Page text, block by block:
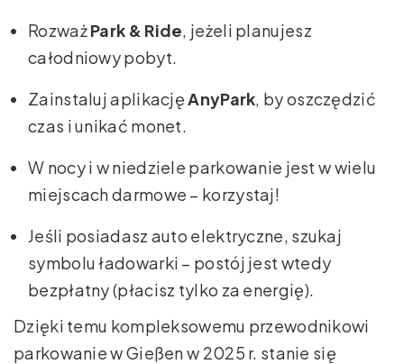
RozważPark & Ride, jeżeli planujesz
całodniowy pobyt.
Zainstaluj aplikacjęAnyPark, by oszczędzić
czas i unikać monet.
W nocy i w niedziele parkowanie jest w wielu
miejscach darmowe – korzystaj!
Jeśli posiadasz auto elektryczne, szukaj
symbolu ładowarki – postój jest wtedy
bezpłatny (płacisz tylko za energię).
Dzięki temu kompleksowemu przewodnikowi
parkowanie w Gießen w 2025 r. stanie się